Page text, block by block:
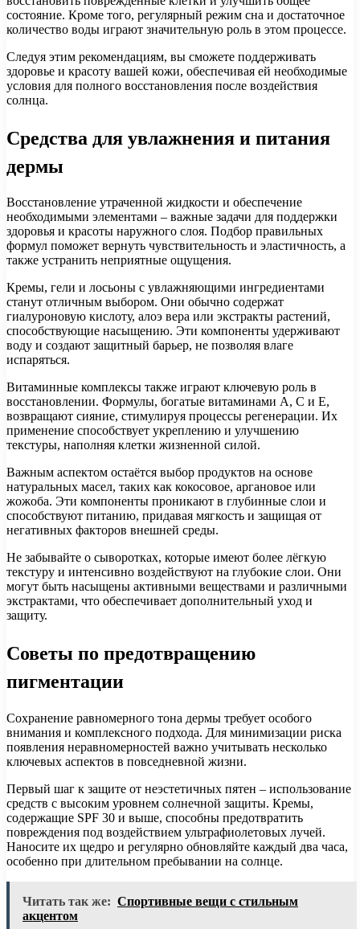
состояние. Кроме того, регулярный режим сна и достаточное
количество воды играют значительную роль в этом процессе.
Следуя этим рекомендациям, вы сможете поддерживать
здоровье и красоту вашей кожи, обеспечивая ей необходимые
условия для полного восстановления после воздействия
солнца.
Средства для увлажнения и питания
дермы
Восстановление утраченной жидкости и обеспечение
необходимыми элементами – важные задачи для поддержки
здоровья и красоты наружного слоя. Подбор правильных
формул поможет вернуть чувствительность и эластичность, а
также устранить неприятные ощущения.
Кремы, гели и лосьоны с увлажняющими ингредиентами
станут отличным выбором. Они обычно содержат
гиалуроновую кислоту, алоэ вера или экстракты растений,
способствующие насыщению. Эти компоненты удерживают
воду и создают защитный барьер, не позволяя влаге
испаряться.
Витаминные комплексы также играют ключевую роль в
восстановлении. Формулы, богатые витаминами A, C и E,
возвращают сияние, стимулируя процессы регенерации. Их
применение способствует укреплению и улучшению
текстуры, наполняя клетки жизненной силой.
Важным аспектом остаётся выбор продуктов на основе
натуральных масел, таких как кокосовое, аргановое или
жожоба. Эти компоненты проникают в глубинные слои и
способствуют питанию, придавая мягкость и защищая от
негативных факторов внешней среды.
Не забывайте о сыворотках, которые имеют более лёгкую
текстуру и интенсивно воздействуют на глубокие слои. Они
могут быть насыщены активными веществами и различными
экстрактами, что обеспечивает дополнительный уход и
защиту.
Советы по предотвращению
пигментации
Сохранение равномерного тона дермы требует особого
внимания и комплексного подхода. Для минимизации риска
появления неравномерностей важно учитывать несколько
ключевых аспектов в повседневной жизни.
Первый шаг к защите от неэстетичных пятен – использование
средств с высоким уровнем солнечной защиты. Кремы,
содержащие SPF 30 и выше, способны предотвратить
повреждения под воздействием ультрафиолетовых лучей.
Наносите их щедро и регулярно обновляйте каждый два часа,
особенно при длительном пребывании на солнце.
Читать так же: Спортивные вещи с стильным
акцентом